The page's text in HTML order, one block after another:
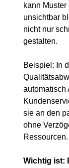
kann
unsichtbar
nicht nur
gestalten.
Beispiel: In
automatisch
sie an den
ohne
Ressourcen.
Wichtig ist: